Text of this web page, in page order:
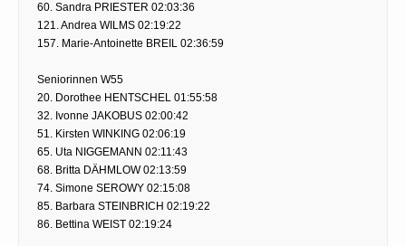
60. Sandra PRIESTER 02:03:36
121. Andrea WILMS 02:19:22
157. Marie-Antoinette BREIL 02:36:59
Seniorinnen W55
20. Dorothee HENTSCHEL 01:55:58
32. Ivonne JAKOBUS 02:00:42
51. Kirsten WINKING 02:06:19
65. Uta NIGGEMANN 02:11:43
68. Britta DÄHMLOW 02:13:59
74. Simone SEROWY 02:15:08
85. Barbara STEINBRICH 02:19:22
86. Bettina WEIST 02:19:24